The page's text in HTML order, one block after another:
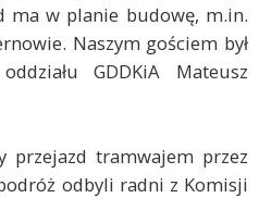
ma w planie budowę, m.in.
Naszym gościem był
GDDKiA Mateusz
przejazd tramwajem przez
odbyli radni z Komisji